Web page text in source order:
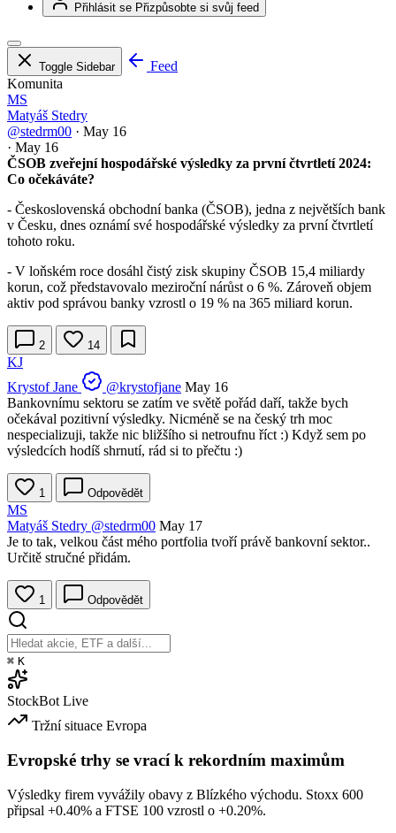
Přihlásit se Přizpůsobte si svůj feed
Toggle Sidebar
Feed
Komunita
MS
Matyáš Stedry
@stedrm00 · May 16
· May 16
ČSOB zveřejní hospodářské výsledky za první čtvrtletí 2024:
Co očekáváte?
- Československá obchodní banka (ČSOB), jedna z největších bank
v Česku, dnes oznámí své hospodářské výsledky za první čtvrtletí
tohoto roku.
- V loňském roce dosáhl čistý zisk skupiny ČSOB 15,4 miliardy
korun, což představovalo meziroční nárůst o 6 %. Zároveň objem
aktiv pod správou banky vzrostl o 19 % na 365 miliard korun.
2 14
KJ
Krystof Jane
@krystofjane May 16
Bankovnímu sektoru se zatím ve světě pořád daří, takže bych
očekával pozitivní výsledky. Nicméně se na český trh moc
nespecializuji, takže nic bližšího si netroufnu říct :) Když sem po
výsledcích hodíš shrnutí, rád si to přečtu :)
1 Odpovědět
MS
Matyáš Stedry @stedrm00 May 17
Je to tak, velkou část mého portfolia tvoří právě bankovní sektor..
Určitě stručné přidám.
1 Odpovědět
⌘ K
StockBot Live
Tržní situace Evropa
Evropské trhy se vrací k rekordním maximům
Výsledky firem vyvážily obavy z Blízkého východu. Stoxx 600
připsal +0.40% a FTSE 100 vzrostl o +0.20%.